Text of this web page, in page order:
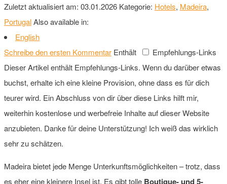
Zuletzt aktualisiert am: 03.01.2026 Kategorie: Hotels, Madeira,
PortugalAlso available in:
English
Schreibe den ersten Kommentar Enthält
Empfehlungs-Links
Dieser Artikel enthält Empfehlungs-Links. Wenn du darüber etwas
buchst, erhalte ich eine kleine Provision, ohne dass es für dich
teurer wird. Ein Abschluss von dir über diese Links hilft mir,
weiterhin kostenlose und werbefreie Inhalte auf dieser Website
anzubieten. Danke für deine Unterstützung! Ich weiß das wirklich
sehr zu schätzen.
Madeira bietet jede Menge Unterkunftsmöglichkeiten – trotz, dass
es eher eine kleinere Insel ist. Es gibt tolle Boutique- und 5-